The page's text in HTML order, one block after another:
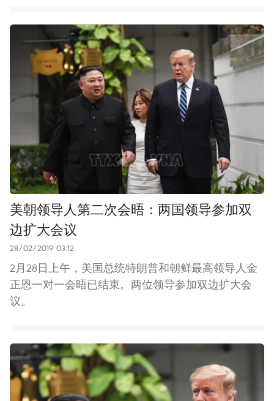
美朝领导人第二次会晤：两国领导参加双
边扩大会议
28/02/2019 03:12
2月28日上午，美国总统特朗普和朝鲜最高领导人金
正恩一对一会晤已结束。两位领导参加双边扩大会
议。